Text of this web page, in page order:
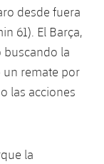
desde fuera
61). El Barça,
buscando la
un remate por
las acciones
la